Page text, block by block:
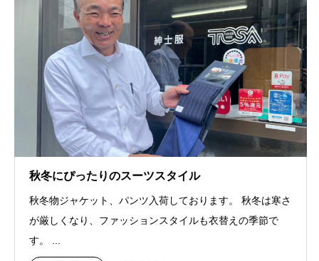
秋冬にぴったりのスーツスタイル
秋冬物ジャケット、パンツ入荷しております。 秋冬は寒さ
が厳しくなり、ファッションスタイルも衣替えの季節で
す。 ...